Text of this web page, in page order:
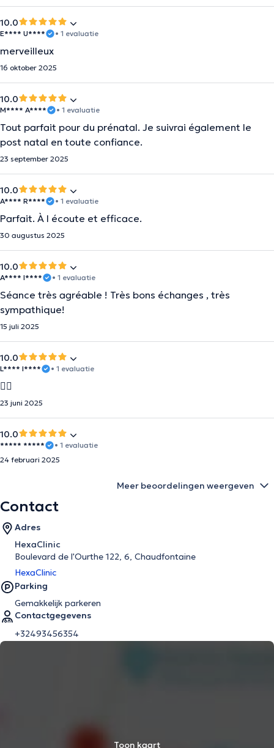
10.0
E**** U**** • 1 evaluatie
merveilleux
16 oktober 2025
10.0
M**** A**** • 1 evaluatie
Tout parfait pour du prénatal. Je suivrai également le
post natal en toute confiance.
23 september 2025
10.0
A**** R**** • 1 evaluatie
Parfait. À l écoute et efficace.
30 augustus 2025
10.0
A**** I**** • 1 evaluatie
Séance très agréable ! Très bons échanges , très
sympathique!
15 juli 2025
10.0
L**** I**** • 1 evaluatie
👌🏻
23 juni 2025
10.0
***** *****
• 1 evaluatie
24 februari 2025
Meer beoordelingen weergeven
Contact
Adres
HexaClinic
Boulevard de l'Ourthe 122, 6, Chaudfontaine
HexaClinic
Parking
Gemakkelijk parkeren
Contactgegevens
+32493456354
Toon kaart